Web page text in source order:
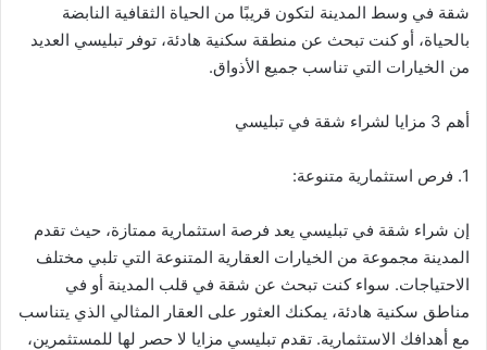
شقة في وسط المدينة لتكون قريبًا من الحياة الثقافية النابضة
بالحياة، أو كنت تبحث عن منطقة سكنية هادئة، توفر تبليسي العديد
من الخيارات التي تناسب جميع الأذواق.
أهم 3 مزايا لشراء شقة في تبليسي
1. فرص استثمارية متنوعة:
إن شراء شقة في تبليسي يعد فرصة استثمارية ممتازة، حيث تقدم
المدينة مجموعة من الخيارات العقارية المتنوعة التي تلبي مختلف
الاحتياجات. سواء كنت تبحث عن شقة في قلب المدينة أو في
مناطق سكنية هادئة، يمكنك العثور على العقار المثالي الذي يتناسب
مع أهدافك الاستثمارية. تقدم تبليسي مزايا لا حصر لها للمستثمرين،